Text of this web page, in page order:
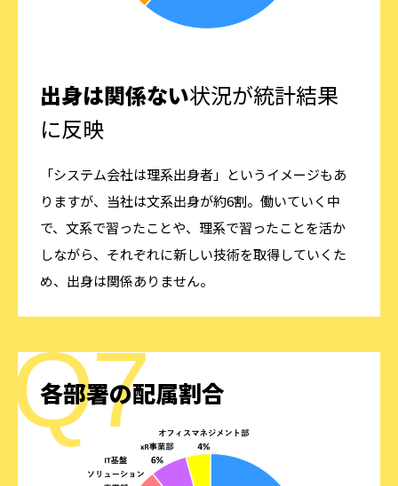
出身は関係ない状況が統計結果
に反映
「システム会社は理系出身者」というイメージもあ
りますが、当社は文系出身が約6割。働いていく中
で、文系で習ったことや、理系で習ったことを活か
しながら、それぞれに新しい技術を取得していくた
め、出身は関係ありません。
各部署の配属割合